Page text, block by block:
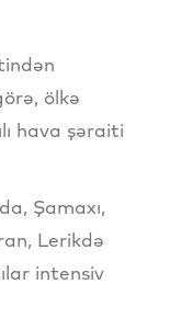
ölkə
hava şəraiti
Şamaxı,
Lerikdə
intensiv